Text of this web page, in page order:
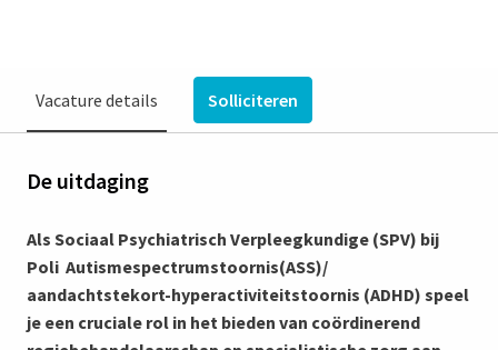
Vacature details Solliciteren
De uitdaging
Als Sociaal Psychiatrisch Verpleegkundige (SPV) bij
Poli Autismespectrumstoornis(ASS)/
aandachtstekort-hyperactiviteitstoornis (ADHD) speel
je een cruciale rol in het bieden van coördinerend